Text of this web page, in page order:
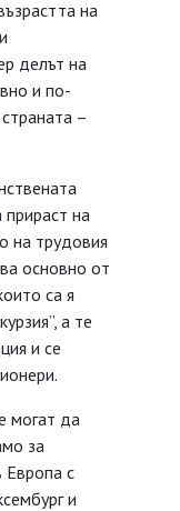
на
делът на
и по-
–
прираст на
на трудовия
основно от
са я
а те
и се
могат да
за
Европа с
и